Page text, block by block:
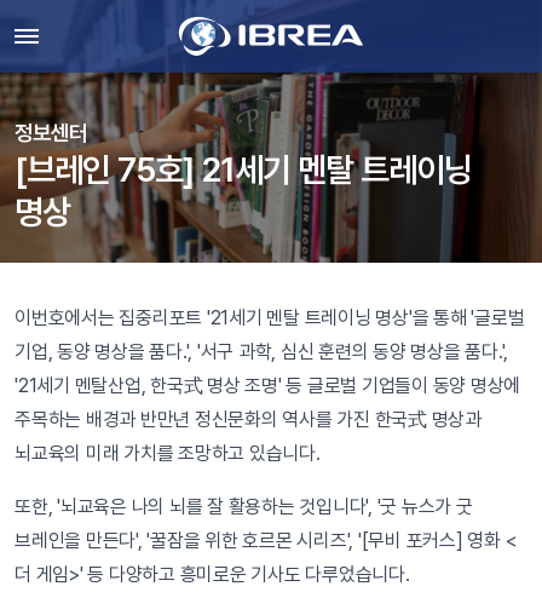
정보센터
[브레인 75호] 21세기 멘탈 트레이닝
명상
이번호에서는 집중리포트 '21세기 멘탈 트레이닝 명상'을 통해 '글로벌
기업, 동양 명상을 품다.', '서구 과학, 심신 훈련의 동양 명상을 품다.',
'21세기 멘탈산업, 한국式 명상 조명' 등 글로벌 기업들이 동양 명상에
주목하는 배경과 반만년 정신문화의 역사를 가진 한국式 명상과
뇌교육의 미래 가치를 조망하고 있습니다.
또한, '뇌교육은 나의 뇌를 잘 활용하는 것입니다', '굿 뉴스가 굿
브레인을 만든다', '꿀잠을 위한 호르몬 시리즈', '[무비 포커스] 영화 <
더 게임>' 등 다양하고 흥미로운 기사도 다루었습니다.